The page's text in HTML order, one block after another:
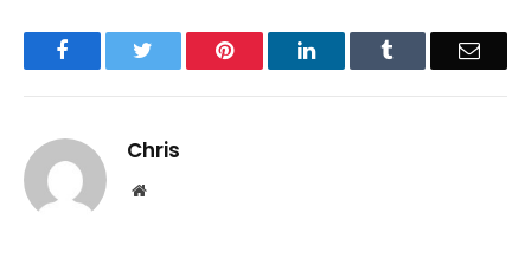
Facebook Pinterest LinkedIn Email
Chris
Website